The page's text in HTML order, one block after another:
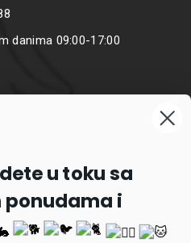
danima 09:00-17:00
se
u toku sa
i